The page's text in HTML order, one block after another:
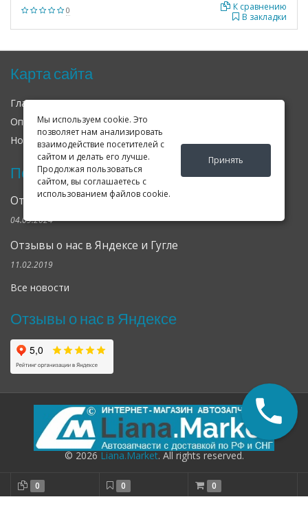
Мы используем cookie. Это
позволяет нам анализировать
взаимодействие посетителей с
сайтом и делать его лучше.
Продолжая пользоваться
сайтом, вы соглашаетесь с
использованием файлов cookie.
Принять
0
В закладки
К сравнению
Карта сайта
Главная О нас
Контакты
Оплата
Доставка
Новости
Оферта
Последние новости
Открылся клубный сервис Geely в Петербурге
04.09.2024
Отзывы о нас в Яндексе и Гугле
11.02.2019
Все новости
Отзывы о нас в Яндексе
© 2026Liana.Market. All rights reserved.
0 0 0